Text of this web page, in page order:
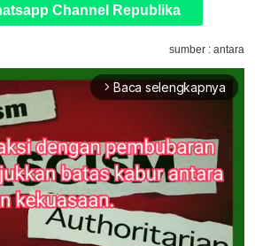
Channel Republika
sumber : antara
arrow_forward_ios Baca selengkapnya